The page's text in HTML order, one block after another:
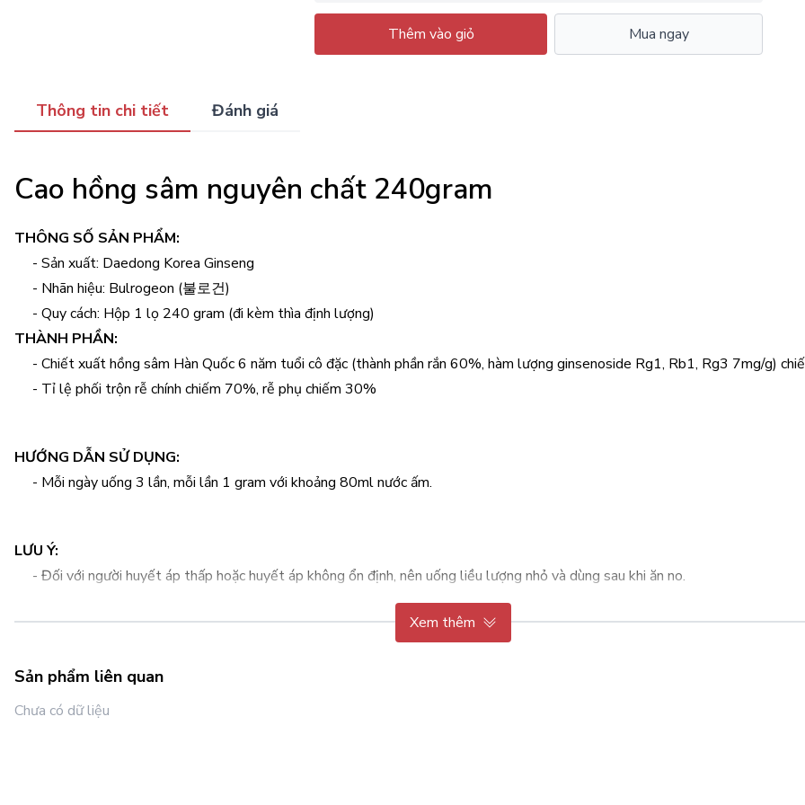
Thêm vào giỏ Mua ngay
Thông tin chi tiết Đánh giá
Cao hồng sâm nguyên chất 240gram
THÔNG SỐ SẢN PHẨM:
- Sản xuất: Daedong Korea Ginseng
- Nhãn hiệu: Bulrogeon (불로건)
- Quy cách: Hộp 1 lọ 240 gram (đi kèm thìa định lượng)
THÀNH PHẦN:
- Chiết xuất hồng sâm Hàn Quốc 6 năm tuổi cô đặc (thành phần rắn 60%, hàm lượng ginsenoside Rg1, Rb1, Rg3 7mg/g)
- Tỉ lệ phối trộn rễ chính chiếm 70%, rễ phụ chiếm 30%
HƯỚNG DẪN SỬ DỤNG:
- Mỗi ngày uống 3 lần, mỗi lần 1 gram với khoảng 80ml nước ấm.
LƯU Ý:
- Đối với người huyết áp thấp hoặc huyết áp không ổn định, nên uống liều lượng nhỏ và dùng sau khi ăn no.
- Người huyết áp cao và tiểu đường uống cách xa thời gian uống thuốc huyết áp/tiểu đường.
- Phụ nữ có thai và đang cho con bú không nên sử dụng.
Xem thêm
Sản phẩm liên quan
Chưa có dữ liệu